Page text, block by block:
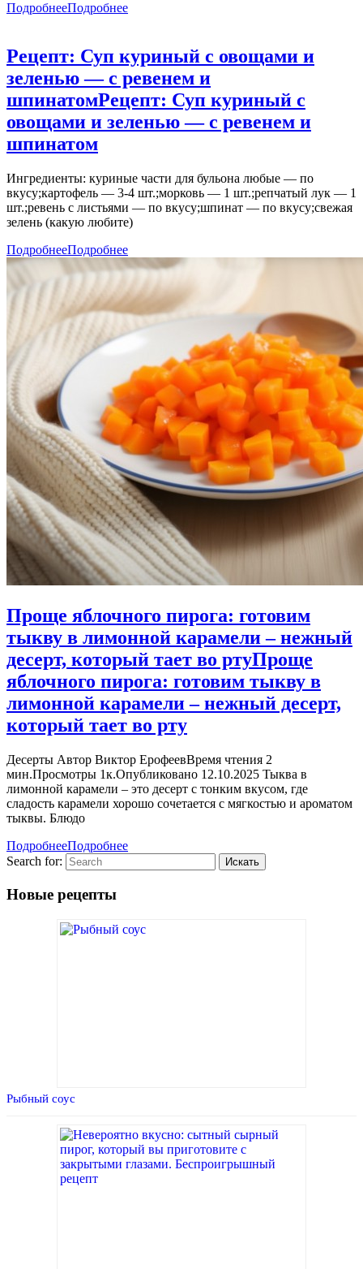
ПодробнееПодробнее
Рецепт: Суп куриный с овощами и
зеленью — с ревенем и
шпинатомРецепт: Суп куриный с
овощами и зеленью — с ревенем и
шпинатом
Ингредиенты: куриные части для бульона любые — по
вкусу;картофель — 3-4 шт.;морковь — 1 шт.;репчатый лук — 1
шт.;ревень с листьями — по вкусу;шпинат — по вкусу;свежая
зелень (какую любите)
ПодробнееПодробнее
Проще яблочного пирога: готовим
тыкву в лимонной карамели – нежный
десерт, который тает во ртуПроще
яблочного пирога: готовим тыкву в
лимонной карамели – нежный десерт,
который тает во рту
Десерты Автор Виктор ЕрофеевВремя чтения 2
мин.Просмотры 1к.Опубликовано 12.10.2025 Тыква в
лимонной карамели – это десерт с тонким вкусом, где
сладость карамели хорошо сочетается с мягкостью и ароматом
тыквы. Блюдо
ПодробнееПодробнее
Search for:
Новые рецепты
Рыбный соус